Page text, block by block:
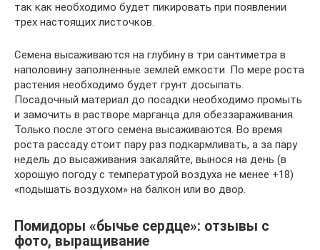
так как необходимо будет пикировать при появлении
трех настоящих листочков.
Семена высаживаются на глубину в три сантиметра в
наполовину заполненные землей емкости. По мере роста
растения необходимо будет грунт досыпать.
Посадочный материал до посадки необходимо промыть
и замочить в растворе марганца для обеззараживания.
Только после этого семена высаживаются. Во время
роста рассаду стоит пару раз подкармливать, а за пару
недель до высаживания закаляйте, вынося на день (в
хорошую погоду с температурой воздуха не менее +18)
«подышать воздухом» на балкон или во двор.
Помидоры «бычье сердце»: отзывы с
фото, выращивание